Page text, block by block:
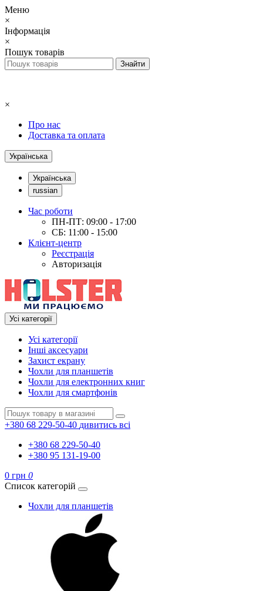
Меню
×
Інформація
×
Пошук товарів
×
Про нас
Доставка та оплата
Українська
Українська
russian
Час роботи
ПН-ПТ: 09:00 - 17:00
СБ: 11:00 - 15:00
Клієнт-центр
Реєстрація
Авторизація
Усі категорії
Усі категорії
Інші аксесуари
Захист екрану
Чохли для планшетів
Чохли для електронних книг
Чохли для смартфонів
+380 68 229-50-40 дивитись всі
+380 68 229-50-40
+380 95 131-19-00
0 грн 0
Список категорій
Чохли для планшетів